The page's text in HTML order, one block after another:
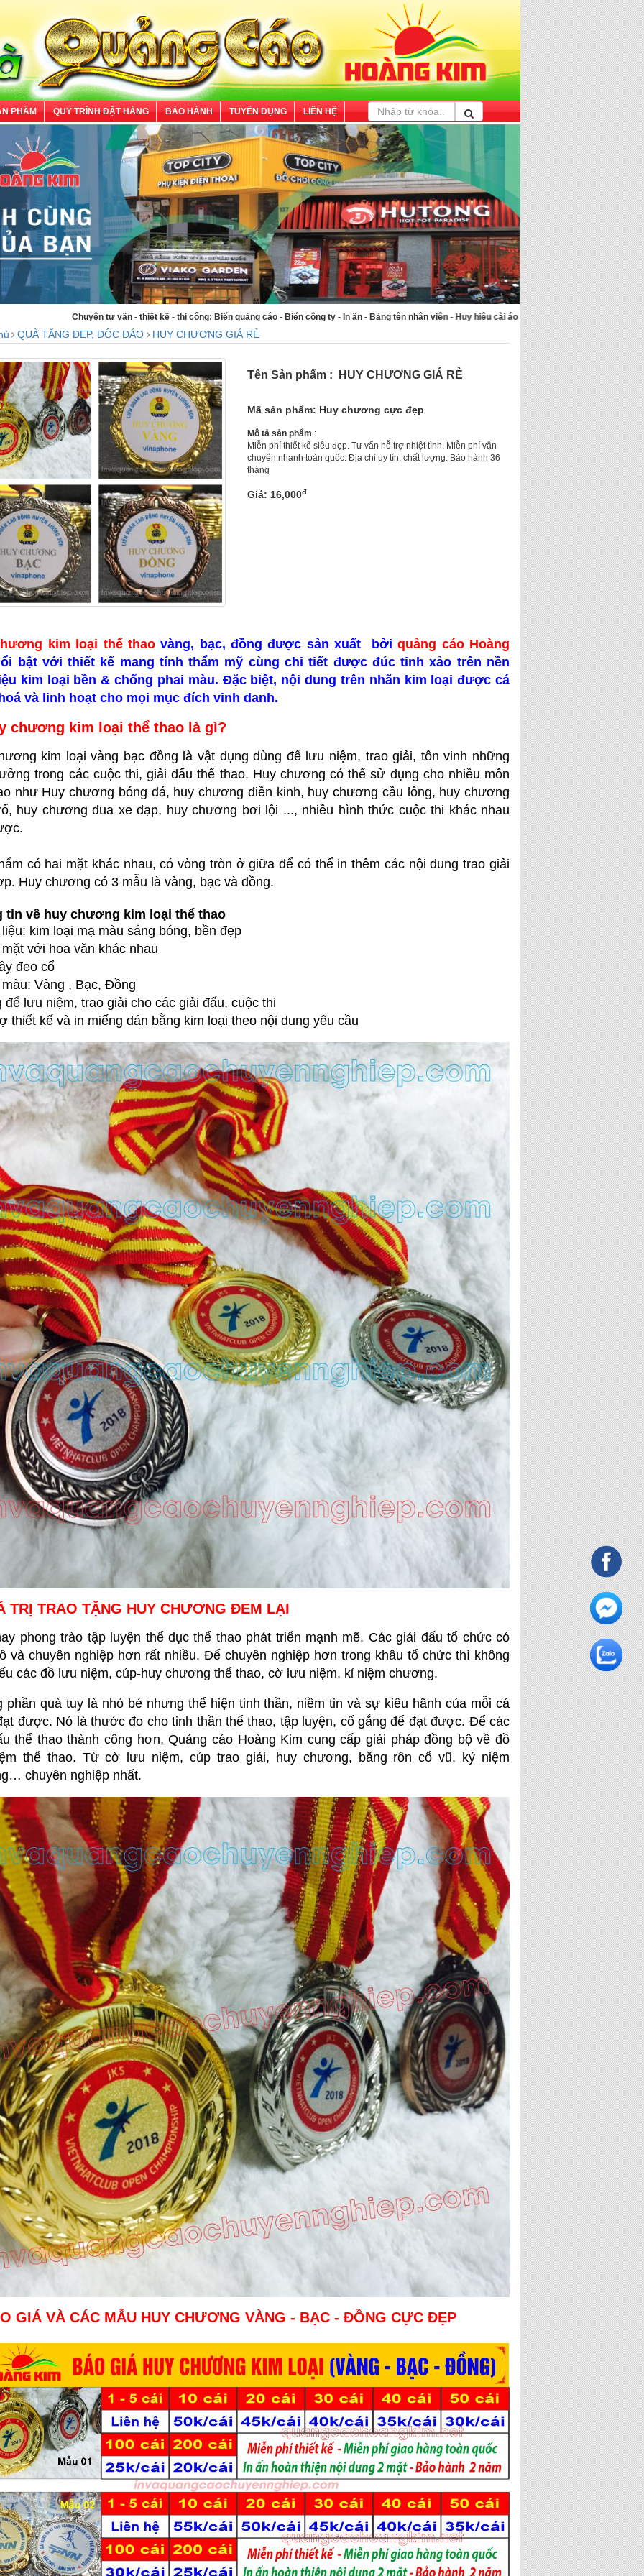
PHẨM QUY TRÌNH ĐẶT HÀNG BẢO HÀNH TUYỂN DỤNG LIÊN HỆ
tư vấn - thiết kế - thi công: Biển quảng cáo - Biển công ty - In ấn - Bảng tên nhân viên - Huy hiệu cài áo - Bảng vinh danh - Kỷ niệm chương pha lê -
QUÀ TẶNG ĐẸP, ĐỘC ĐÁO HUY CHƯƠNG GIÁ RẺ
Tên Sản phẩm : HUY CHƯƠNG GIÁ RẺ
Mã sản phẩm: Huy chương cực đẹp
Mô tả sản phẩm :
Miễn phí thiết kế siêu đẹp. Tư vấn hỗ trợ nhiệt tình. Miễn phí vận
chuyển nhanh toàn quốc. Địa chỉ uy tín, chất lượng. Bảo hành 36
tháng
Giá: 16,000đ
kim loại thể thaovàng, bạc, đồng được sản xuất bởiquảng cáo Hoàng
bật với thiết kế mang tính thẩm mỹ cùng chi tiết được đúc tinh xảo trên nền
kim loại bền & chống phai màu. Đặc biệt, nội dung trên nhãn kim loại được cá
và linh hoạt cho mọi mục đích vinh danh.
chương kim loại thể thao là gì?
kim loại vàng bạc đồng là vật dụng dùng để lưu niệm, trao giải, tôn vinh những
trong các cuộc thi, giải đấu thể thao. Huy chương có thể sử dụng cho nhiều môn
như Huy chương bóng đá, huy chương điền kinh, huy chương cầu lông, huy chương
huy chương đua xe đạp, huy chương bơi lội ..., nhiều hình thức cuộc thi khác nhau
có hai mặt khác nhau, có vòng tròn ở giữa để có thể in thêm các nội dung trao giải
Huy chương có 3 mẫu là vàng, bạc và đồng.
tin về huy chương kim loại thể thao
kim loại mạ màu sáng bóng, bền đẹp
với hoa văn khác nhau
đeo cổ
Vàng , Bạc, Đồng
để lưu niệm, trao giải cho các giải đấu, cuộc thi
thiết kế và in miếng dán bằng kim loại theo nội dung yêu cầu
TRỊ TRAO TẶNG HUY CHƯƠNG ĐEM LẠI
phong trào tập luyện thể dục thể thao phát triển mạnh mẽ. Các giải đấu tổ chức có
và chuyên nghiệp hơn rất nhiều. Để chuyên nghiệp hơn trong khâu tổ chức thì không
các đồ lưu niệm, cúp-huy chương thể thao, cờ lưu niệm, kỉ niệm chương.
phần quà tuy là nhỏ bé nhưng thể hiện tinh thần, niềm tin và sự kiêu hãnh của mỗi cá
được. Nó là thước đo cho tinh thần thể thao, tập luyện, cố gắng để đạt được. Để các
thể thao thành công hơn, Quảng cáo Hoàng Kim cung cấp giải pháp đồng bộ về đồ
thể thao. Từ cờ lưu niệm, cúp trao giải, huy chương, băng rôn cổ vũ, kỷ niệm
chuyên nghiệp nhất.
GIÁ VÀ CÁC MẪU HUY CHƯƠNG VÀNG - BẠC - ĐỒNG CỰC ĐẸP